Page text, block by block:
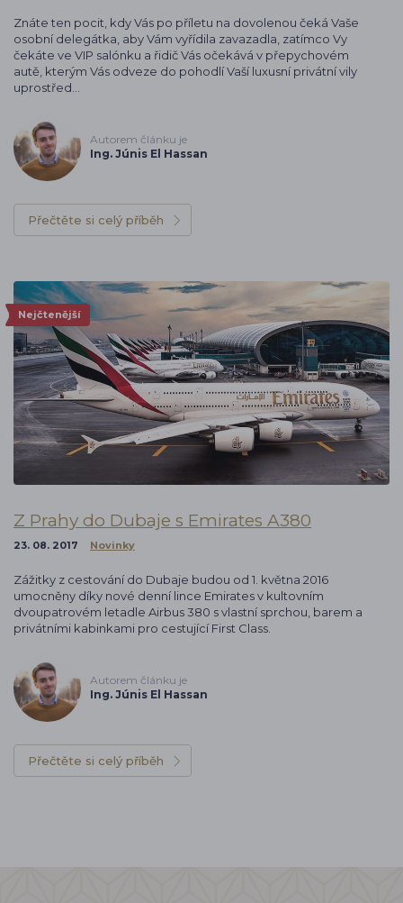
Znáte ten pocit, kdy Vás po příletu na dovolenou čeká Vaše
osobní delegátka, aby Vám vyřídila zavazadla, zatímco Vy
čekáte ve VIP salónku a řidič Vás očekává v přepychovém
autě, kterým Vás odveze do pohodlí Vaší luxusní privátní vily
uprostřed…
Autorem článku je
Ing. Júnis El Hassan
Přečtěte si celý příběh
Nejčtenější
Z Prahy do Dubaje s Emirates A380
23. 08. 2017 Novinky
Zážitky z cestování do Dubaje budou od 1. května 2016
umocněny díky nové denní lince Emirates v kultovním
dvoupatrovém letadle Airbus 380 s vlastní sprchou, barem a
privátními kabinkami pro cestující First Class.
Autorem článku je
Ing. Júnis El Hassan
Přečtěte si celý příběh